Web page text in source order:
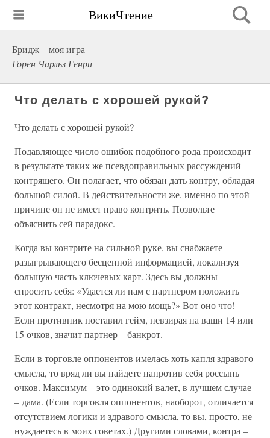
ВикиЧтение
Бридж – моя игра
Горен Чарльз Генри
Что делать с хорошей рукой?
Что делать с хорошей рукой?
Подавляющее число ошибок подобного рода происходит
в результате таких же псевдоправильных рассуждений
контрящего. Он полагает, что обязан дать контру, обладая
большой силой. В действительности же, именно по этой
причине он не имеет право контрить. Позвольте
объяснить сей парадокс.
Когда вы контрите на сильной руке, вы снабжаете
разыгрывающего бесценной информацией, локализуя
большую часть ключевых карт. Здесь вы должны
спросить себя: «Удается ли нам с партнером положить
этот контракт, несмотря на мою мощь?» Вот оно что!
Если противник поставил гейм, невзирая на ваши 14 или
15 очков, значит партнер – банкрот.
Если в торговле оппонентов имелась хоть капля здравого
смысла, то вряд ли вы найдете напротив себя россыпь
очков. Максимум – это одинокий валет, в лучшем случае
– дама. (Если торговля оппонентов, наоборот, отличается
отсутствием логики и здравого смысла, то вы, просто, не
нуждаетесь в моих советах.) Другими словами, контра –